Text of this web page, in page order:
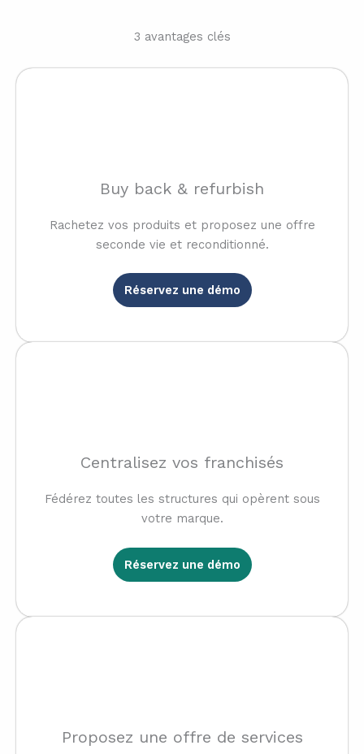
3 avantages clés
Buy back & refurbish
Rachetez vos produits et proposez une offre
seconde vie et reconditionné.
Réservez une démo
Centralisez vos franchisés
Fédérez toutes les structures qui opèrent sous
votre marque.
Réservez une démo
Proposez une offre de services